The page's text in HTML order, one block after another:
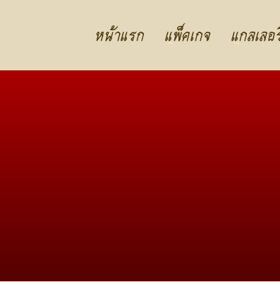
หน้าแรก แพ็คเกจ แกลเล